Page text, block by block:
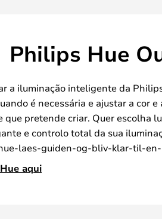
Philips Hue
iluminação inteligente da
é necessária e ajustar a cor
pretende criar. Quer escolha
e controlo total da sua
laes-guiden-og-bliv-klar-til-
aqui